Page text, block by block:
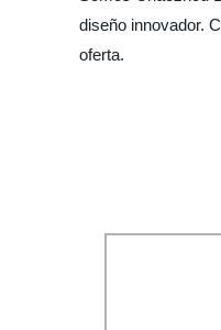
diseño innovador.
oferta.